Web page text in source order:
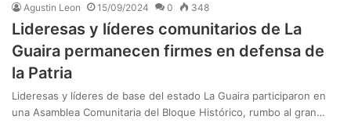
Agustin Leon 15/09/2024 0 348
Lideresas y líderes comunitarios de La
Guaira permanecen firmes en defensa de
la Patria
Lideresas y líderes de base del estado La Guaira participaron en
una Asamblea Comunitaria del Bloque Histórico, rumbo al gran…